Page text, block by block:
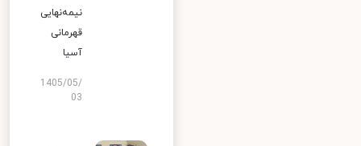
نیمه‌نهایی
قهرمانی
آسیا
1405/05/
03